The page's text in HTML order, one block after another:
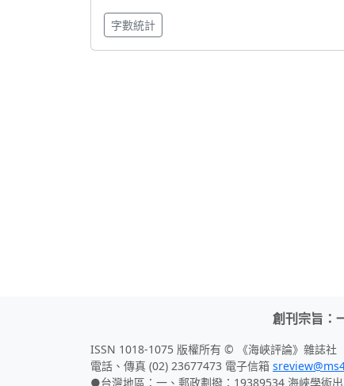
字數統計
創刊宗旨：
ISSN 1018-1075 版權所有 © 《海峽評論》雜誌社
電話、傳真 (02) 23677473 電子信箱
●台灣地區：一、郵政劃撥：19389534 海峽學術